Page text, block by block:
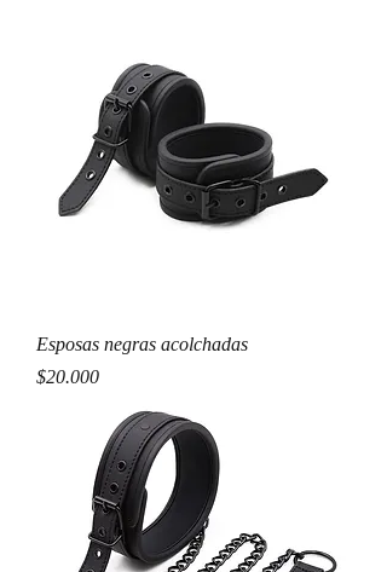
Esposas negras acolchadas
Precio
$20.000